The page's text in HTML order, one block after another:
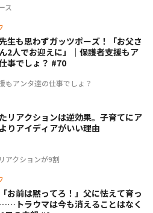
ス
もアンタ達の仕事でしょ？
先生も思わずガッツポーズ！「お父さ
2人でお迎えに」｜保護者支援もア
事でしょ？ #70
アクションが9割
リアクションは逆効果。子育てにア
りアイディアがいい理由
「お前は黙ってろ！」父に怯えて育っ
トラウマは今も消えることはなく